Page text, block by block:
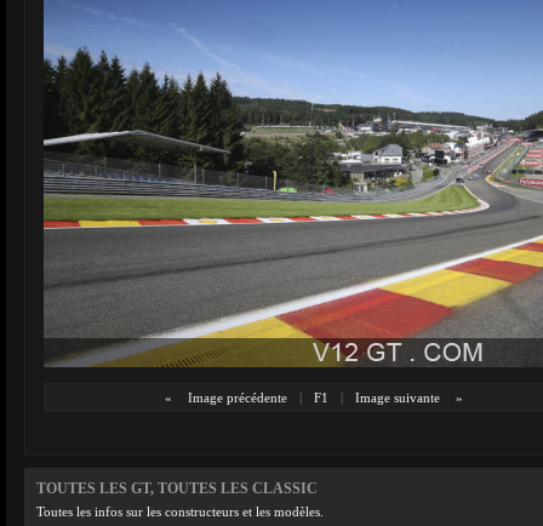
« Image précédente | F1 | Image suivante »
TOUTES LES GT, TOUTES LES CLASSIC
Toutes les infos sur les constructeurs et les modèles.